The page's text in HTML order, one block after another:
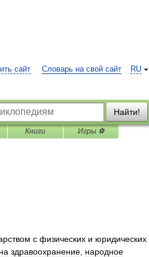
RU
сайт Словарь на свой сайт
Найти!
Книги Игры ⚽
с физических и юридических
на здравоохранение народное